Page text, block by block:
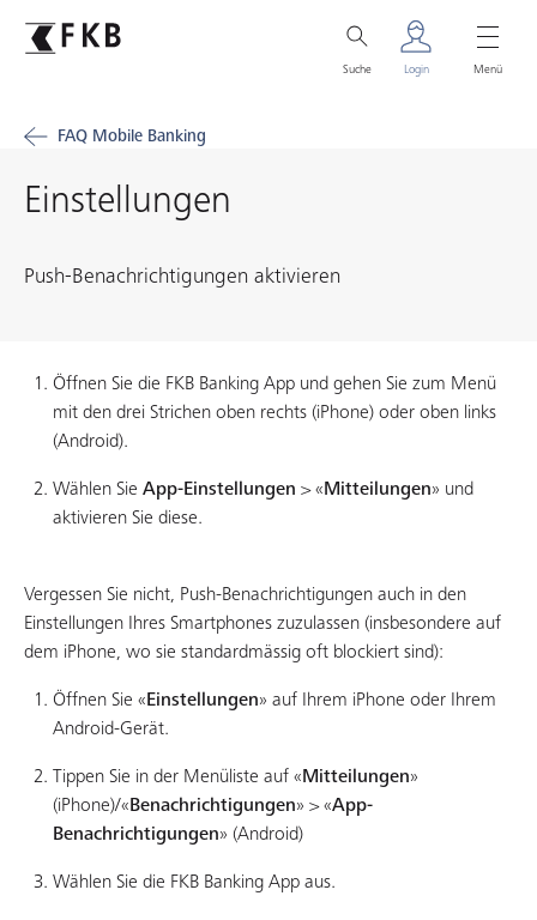
Suche Login Menü
FAQ Mobile Banking
Einstellungen
Push-Benachrichtigungen aktivieren
Öffnen Sie die FKB Banking App und gehen Sie zum Menü
mit den drei Strichen oben rechts (iPhone) oder oben links
(Android).
Wählen Sie App-Einstellungen > « Mitteilungen» und
aktivieren Sie diese.
Vergessen Sie nicht, Push-Benachrichtigungen auch in den
Einstellungen Ihres Smartphones zuzulassen (insbesondere auf
dem iPhone, wo sie standardmässig oft blockiert sind):
Öffnen Sie « Einstellungen» auf Ihrem iPhone oder Ihrem
Android-Gerät.
Tippen Sie in der Menüliste auf « Mitteilungen»
(iPhone)/« Benachrichtigungen» > «App-
Benachrichtigungen» (Android)
Wählen Sie die FKB Banking App aus.